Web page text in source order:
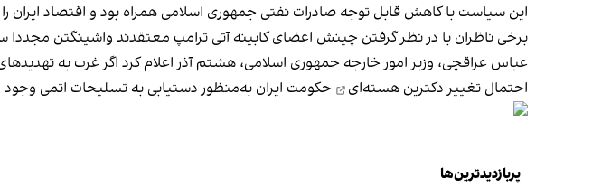
این سیاست با کاهش قابل توجه صادرات نفتی جمهوری اسلامی همراه بود و اقتصاد ایران
برخی ناظران با در نظر گرفتن چینش اعضای کابینه آتی ترامپ معتقدند واشینگتن مجددا
عباس عراقچی، وزیر امور خارجه جمهوری اسلامی، هشتم آذر اعلام کرد اگر غرب به
احتمال تغییر دکترین هسته‌ای حکومت ایران به‌منظور دستیابی به تسلیحات اتمی وجود
پربازدیدترین‌ها